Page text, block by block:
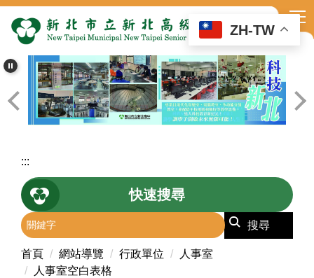
到
要
內
容
區
ZH-TW
:::
快速搜尋
搜尋
首頁 網站導覽 行政單位
人事室
人事室空白表格